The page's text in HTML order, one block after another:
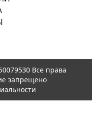
Все права
запрещено